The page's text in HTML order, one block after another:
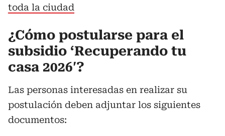
toda la ciudad
¿Cómo postularse para el
subsidio ‘Recuperando tu
casa 2026′?
Las personas interesadas en realizar su
postulación deben adjuntar los siguientes
documentos: